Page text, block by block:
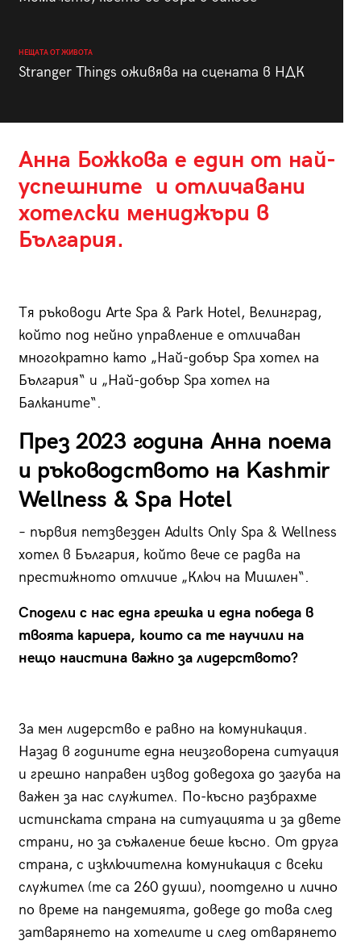
НЕЩАТА ОТ ЖИВОТА
Stranger Things оживява на сцената в НДК
Анна Божкова е един от най-
успешните и отличавани
хотелски мениджъри в
България.
Тя ръководи Arte Spa & Park Hotel, Велинград,
който под нейно управление е отличаван
многократно като „Най-добър Spa хотел на
България“ и „Най-добър Spa хотел на
Балканите“.
През 2023 година Анна поема
и ръководството на Kashmir
Wellness & Spa Hotel
– първия петзвезден Adults Only Spa & Wellness
хотел в България, който вече се радва на
престижното отличие „Ключ на Мишлен“.
Сподели с нас една грешка и една победа в
твоята кариера, които са те научили на
нещо наистина важно за лидерството?
За мен лидерство е равно на комуникация.
Назад в годините една неизговорена ситуация
и грешно направен извод доведоха до загуба на
важен за нас служител. По-късно разбрахме
истинската страна на ситуацията и за двете
страни, но за съжаление беше късно. От друга
страна, с изключителна комуникация с всеки
служител (те са 260 души), поотделно и лично
по време на пандемията, доведе до това след
затварянето на хотелите и след отварянето